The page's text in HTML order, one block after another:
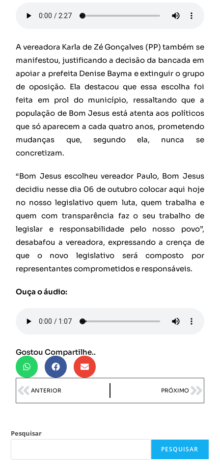
A vereadora Karla de Zé Gonçalves (PP) também se
manifestou, justificando a decisão da bancada em
apoiar a prefeita Denise Bayma e extinguir o grupo
de oposição. Ela destacou que essa escolha foi
feita em prol do município, ressaltando que a
população de Bom Jesus está atenta aos políticos
que só aparecem a cada quatro anos, prometendo
mudanças que, segundo ela, nunca se
concretizam.
“Bom Jesus escolheu vereador Paulo, Bom Jesus
decidiu nesse dia 06 de outubro colocar aqui hoje
no nosso legislativo quem luta, quem trabalha e
quem com transparência faz o seu trabalho de
legislar e responsabilidade pelo nosso povo”,
desabafou a vereadora, expressando a crença de
que o novo legislativo será composto por
representantes comprometidos e responsáveis.
Ouça o áudio:
Gostou Compartilhe..
ANTERIOR PRÓXIMO
Pesquisar
PESQUISAR